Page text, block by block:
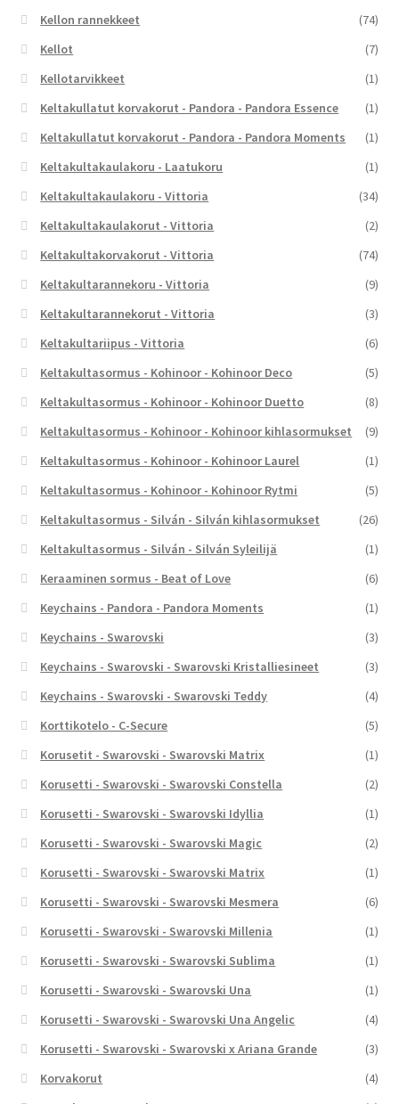
Kellon rannekkeet
(74)
Kellot
(7)
Kellotarvikkeet
(1)
Keltakullatut korvakorut - Pandora - Pandora Essence
(1)
Keltakullatut korvakorut - Pandora - Pandora Moments
(1)
Keltakultakaulakoru - Laatukoru
(1)
Keltakultakaulakoru - Vittoria
(34)
Keltakultakaulakorut - Vittoria
(2)
Keltakultakorvakorut - Vittoria
(74)
Keltakultarannekoru - Vittoria
(9)
Keltakultarannekorut - Vittoria
(3)
Keltakultariipus - Vittoria
(6)
Keltakultasormus - Kohinoor - Kohinoor Deco
(5)
Keltakultasormus - Kohinoor - Kohinoor Duetto
(8)
Keltakultasormus - Kohinoor - Kohinoor kihlasormukset
(9)
Keltakultasormus - Kohinoor - Kohinoor Laurel
(1)
Keltakultasormus - Kohinoor - Kohinoor Rytmi
(5)
Keltakultasormus - Silván - Silván kihlasormukset
(26)
Keltakultasormus - Silván - Silván Syleilijä
(1)
Keraaminen sormus - Beat of Love
(6)
Keychains - Pandora - Pandora Moments
(1)
Keychains - Swarovski
(3)
Keychains - Swarovski - Swarovski Kristalliesineet
(3)
Keychains - Swarovski - Swarovski Teddy
(4)
Korttikotelo - C-Secure
(5)
Korusetit - Swarovski - Swarovski Matrix
(1)
Korusetti - Swarovski - Swarovski Constella
(2)
Korusetti - Swarovski - Swarovski Idyllia
(1)
Korusetti - Swarovski - Swarovski Magic
(2)
Korusetti - Swarovski - Swarovski Matrix
(1)
Korusetti - Swarovski - Swarovski Mesmera
(6)
Korusetti - Swarovski - Swarovski Millenia
(1)
Korusetti - Swarovski - Swarovski Sublima
(1)
Korusetti - Swarovski - Swarovski Una
(1)
Korusetti - Swarovski - Swarovski Una Angelic
(4)
Korusetti - Swarovski - Swarovski x Ariana Grande
(3)
Korvakorut
(4)